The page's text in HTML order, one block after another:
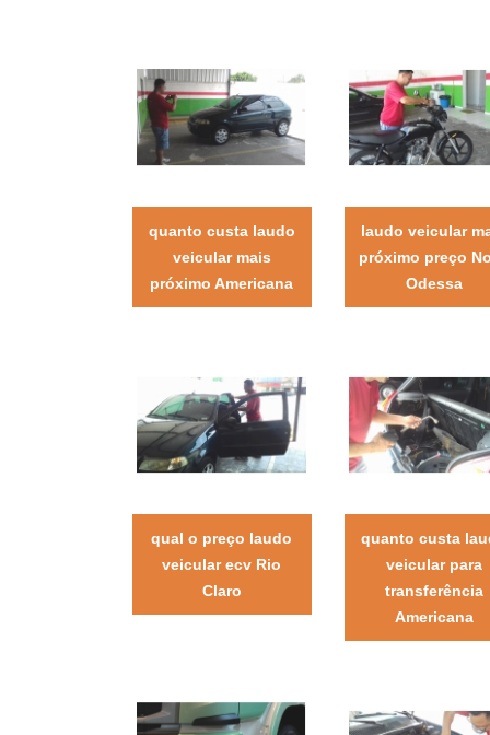
quanto custa laudo
veicular mais
próximo Americana
laudo veicular
próximo preço
Odessa
qual o preço laudo
veicular ecv Rio
Claro
quanto custa
veicular para
transferência
Americana